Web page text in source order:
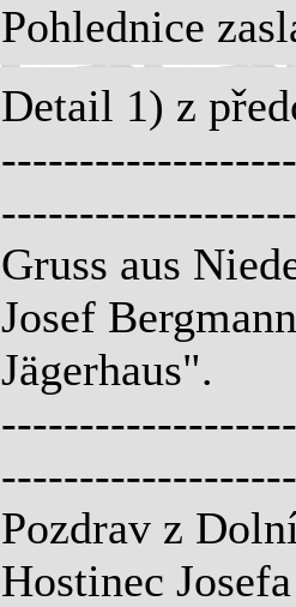
Pohlednice
Detail 1) z
-------------------
Gruss aus
Josef
Jägerhaus".
-------------------
Pozdrav z
Hostinec